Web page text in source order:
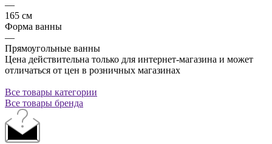
—
165 см
Форма ванны
—
Прямоугольные ванны
Цена действительна только для интернет-магазина и может
отличаться от цен в розничных магазинах
Все товары категории
Все товары бренда